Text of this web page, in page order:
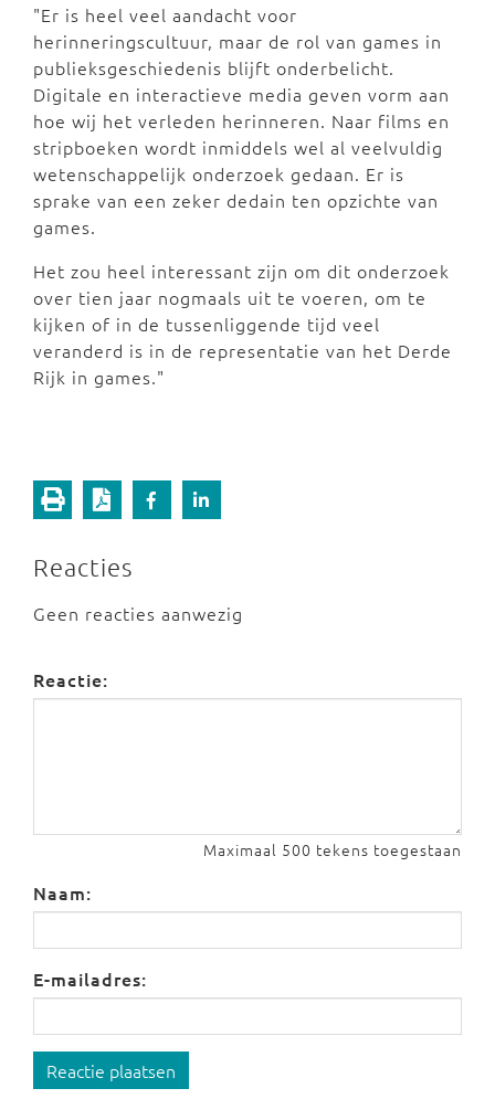
"Er is heel veel aandacht voor
herinneringscultuur, maar de rol van games in
publieksgeschiedenis blijft onderbelicht.
Digitale en interactieve media geven vorm aan
hoe wij het verleden herinneren. Naar films en
stripboeken wordt inmiddels wel al veelvuldig
wetenschappelijk onderzoek gedaan. Er is
sprake van een zeker dedain ten opzichte van
games.
Het zou heel interessant zijn om dit onderzoek
over tien jaar nogmaals uit te voeren, om te
kijken of in de tussenliggende tijd veel
veranderd is in de representatie van het Derde
Rijk in games."
Reacties
Geen reacties aanwezig
Reactie:
Maximaal 500 tekens toegestaan
Naam:
E-mailadres:
Reactie plaatsen